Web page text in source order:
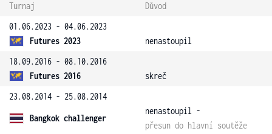
Turnaj
Důvod
01.06.2023 - 04.06.2023
Futures 2023
nenastoupil
18.09.2016 - 08.10.2016
Futures 2016
skreč
23.08.2014 - 25.08.2014
Bangkok challenger
nenastoupil -
přesun do hlavní soutěže